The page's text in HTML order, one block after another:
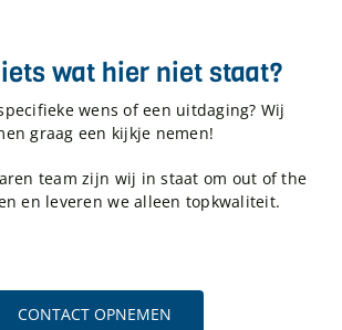
wat hier niet staat?
wens of een uitdaging? Wij
graag een kijkje nemen!
team zijn wij in staat om out of the
en leveren we alleen topkwaliteit.
CONTACT OPNEMEN